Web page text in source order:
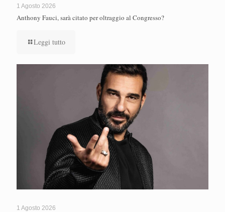
1 Agosto 2026
Anthony Fauci, sarà citato per oltraggio al Congresso?
Leggi tutto
1 Agosto 2026